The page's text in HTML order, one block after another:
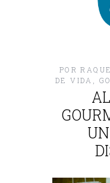
POR
DE VIDA